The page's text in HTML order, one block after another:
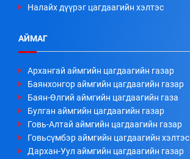
Налайх дүүрэг цагдаагийн хэлтэс
АЙМАГ
Архангай аймгийн цагдаагийн газар
Баянхонгор аймгийн цагдаагийн газар
Баян-Өлгий аймгийн цагдаагийн газа
Булган аймгийн цагдаагийн газар
Говь-Алтай аймгийн цагдаагийн газар
Говьсүмбэр аймгийн цагдаагийн хэлтэс
Дархан-Уул аймгийн цагдаагийн газар